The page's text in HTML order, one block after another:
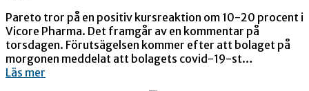
Pareto tror på en positiv kursreaktion om 10-20 procent i
Vicore Pharma. Det framgår av en kommentar på
torsdagen. Förutsägelsen kommer efter att bolaget på
morgonen meddelat att bolagets covid-19-st…
Läs mer